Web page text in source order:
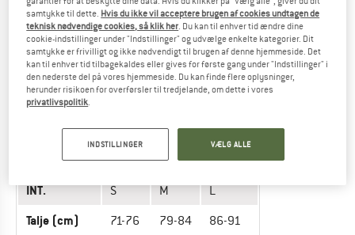
INT. L XL
Talje (cm) 89-91 94
Hofte (cm) 104 107
BUKSER - HERRER
MÅLEENHED STØRRELSE
INT. S M L
Talje (cm) 71-76 79-84 86-91
samtykke til dette. Hvis du ikke vil acceptere brugen af cookies undtagen de
teknisk nødvendige cookies, så klik her. Du kan til enhver tid ændre dine
cookie-indstillinger under "Indstillinger" og udvælge enkelte kategorier. Dit
samtykke er frivilligt og ikke nødvendigt til brugen af denne hjemmeside. Det
kan til enhver tid tilbagekaldes eller gives for første gang under "Indstillinger" i
den nederste del på vores hjemmeside. Du kan finde flere oplysninger,
herunder risikoen for overførsler til tredjelande, om dette i vores
privatlivspolitik.
INDSTILLINGER VÆLG ALLE